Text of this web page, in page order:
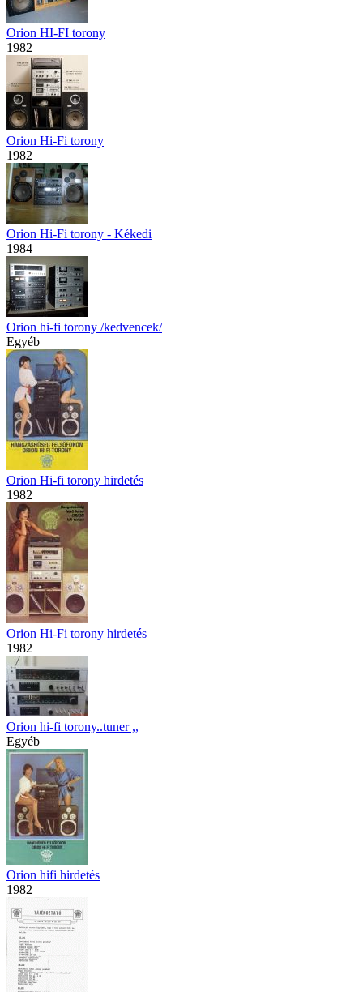
Orion HI-FI torony
1982
Orion Hi-Fi torony
1982
Orion Hi-Fi torony - Kékedi
1984
Orion hi-fi torony /kedvencek/
Egyéb
Orion Hi-fi torony hirdetés
1982
Orion Hi-Fi torony hirdetés
1982
Orion hi-fi torony..tuner ,,
Egyéb
Orion hifi hirdetés
1982